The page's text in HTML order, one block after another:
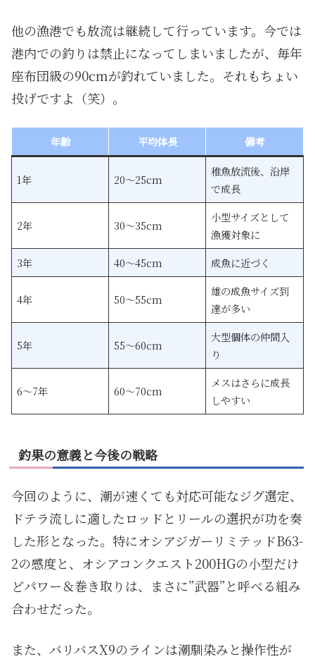
他の漁港でも放流は継続して行っています。今では
港内での釣りは禁止になってしまいましたが、毎年
座布団級の90cmが釣れていました。それもちょい
投げですよ（笑）。
年齢 平均体長 備考
1年 20〜25cm
稚魚放流後、沿岸
で成長
2年 30〜35cm
小型サイズとして
漁獲対象に
3年
40〜45cm 成魚に近づく
4年 50〜55cm
雄の成魚サイズ到
達が多い
5年 55〜60cm
大型個体の仲間入
り
6〜7年 60〜70cm
メスはさらに成長
しやすい
釣果の意義と今後の戦略
今回のように、潮が速くても対応可能なジグ選定、
ドテラ流しに適したロッドとリールの選択が功を奏
した形となった。特にオシアジガーリミテッドB63-
2の感度と、オシアコンクエスト200HGの小型だけ
どパワー＆巻き取りは、まさに”武器”と呼べる組み
合わせだった。
また、バリバスX9のラインは潮馴染みと操作性が